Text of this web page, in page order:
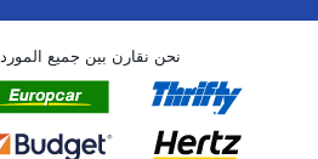
نحن نقارن بين جميع